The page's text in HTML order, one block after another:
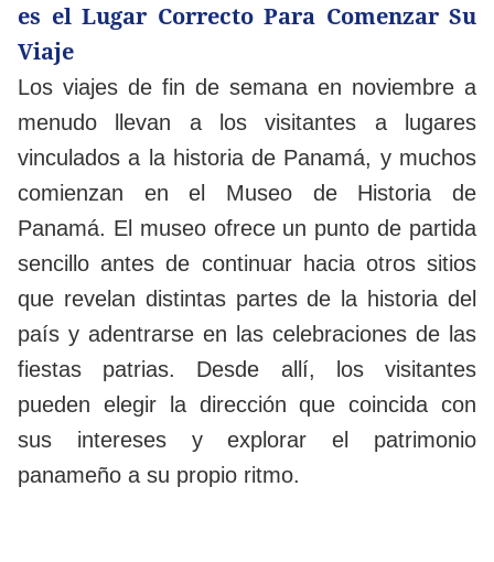
es el Lugar Correcto Para Comenzar Su
Viaje
Los viajes de fin de semana en noviembre a
menudo llevan a los visitantes a lugares
vinculados a la historia de Panamá, y muchos
comienzan en el Museo de Historia de
Panamá. El museo ofrece un punto de partida
sencillo antes de continuar hacia otros sitios
que revelan distintas partes de la historia del
país y adentrarse en las celebraciones de las
fiestas patrias. Desde allí, los visitantes
pueden elegir la dirección que coincida con
sus intereses y explorar el patrimonio
panameño a su propio ritmo.